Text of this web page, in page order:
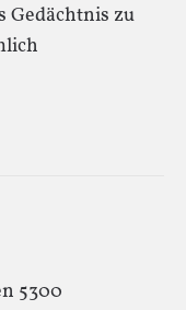
Gedächtnis zu
5300